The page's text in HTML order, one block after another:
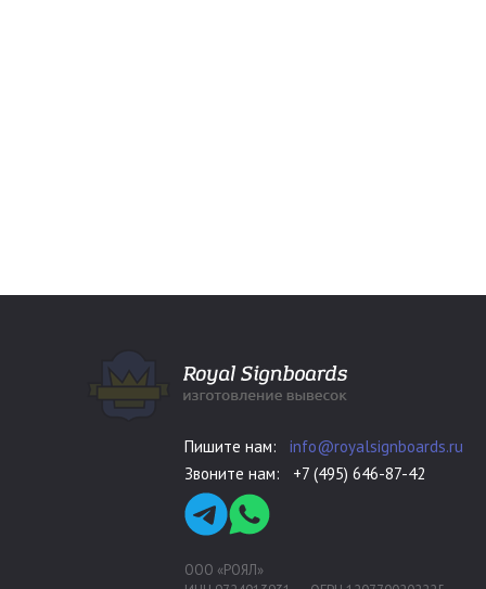
Пишите нам: info@royalsignboards.ru
Звоните нам: +7 (495) 646-87-42
ООО «РОЯЛ»